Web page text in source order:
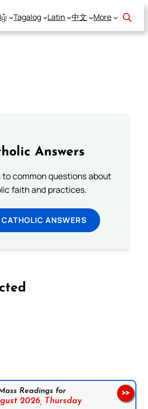
Tagalog Latin 中文 More
Answers
to common questions about
faith and practices.
CATHOLIC ANSWERS
Readings for
2026, Thursday
>>